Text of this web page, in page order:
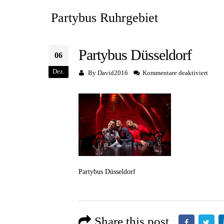
Partybus Ruhrgebiet
06
Dez.
Partybus Düsseldorf
By David2016 Kommentare deaktiviertfür
Partybus Düsseldorf
Share this post